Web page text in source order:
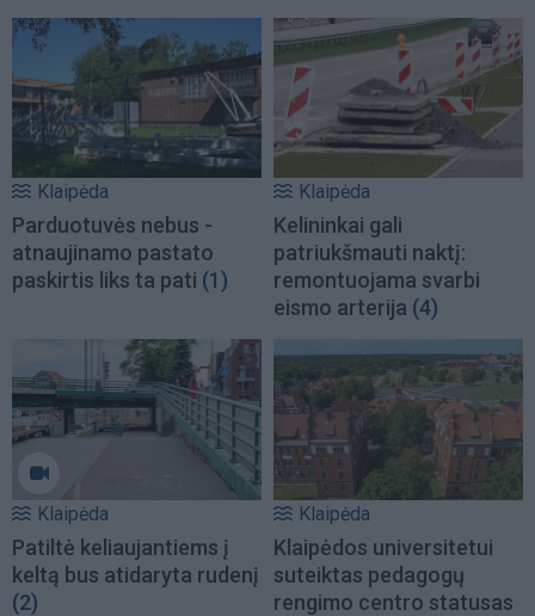
Klaipėda
Parduotuvės nebus -
atnaujinamo pastato
paskirtis liks ta pati (1)
Klaipėda
Kelininkai gali
patriukšmauti naktį:
remontuojama svarbi
eismo arterija (4)
Klaipėda
Patiltė keliaujantiems į
keltą bus atidaryta rudenį
(2)
Klaipėda
Klaipėdos universitetui
suteiktas pedagogų
rengimo centro statusas